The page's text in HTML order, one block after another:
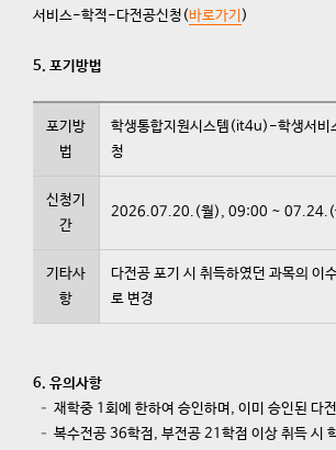
서비스-학적-다전공신청(바로가기 )
5. 포기방법
포기방
법
학생통합지원시스템(it4u)-학생서비
청
신청기
간
2026.07.20.(월), 09:00 ~
기타사
항
다전공 포기 시 취득하였던 과목의 이
로 변경
6. 유의사항
– 재학중 1회에 한하여 승인하며, 이미 승인된 다
– 복수전공 36학점, 부전공 21학점 이상 취득 시